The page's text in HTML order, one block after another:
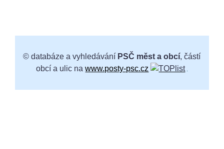
© databáze a vyhledávání PSČ měst a obcí, částí
obcí a ulic nawww.posty-psc.cz